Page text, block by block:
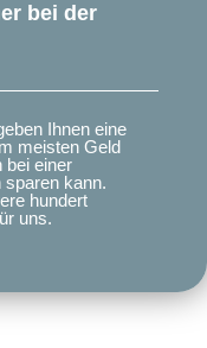
bei der
Ihnen eine
meisten Geld
bei einer
kann.
hundert
uns.​